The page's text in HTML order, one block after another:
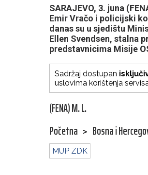
SARAJEVO, 3. juna
Emir Vračo i policijski
danas su u sjedištu
Ellen Svendsen, stalna
predstavnicima Misije
Sadržaj dostupan
uslovima korištenja
(FENA) M. L.
Početna > Bosna i
MUP ZDK